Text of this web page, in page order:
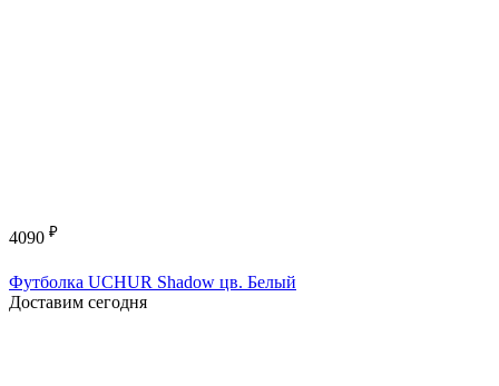
4090 ₽
Футболка UCHUR Shadow цв. Белый
Доставим сегодня